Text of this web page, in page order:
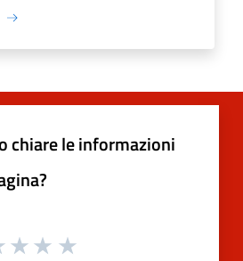
chiare le informazioni